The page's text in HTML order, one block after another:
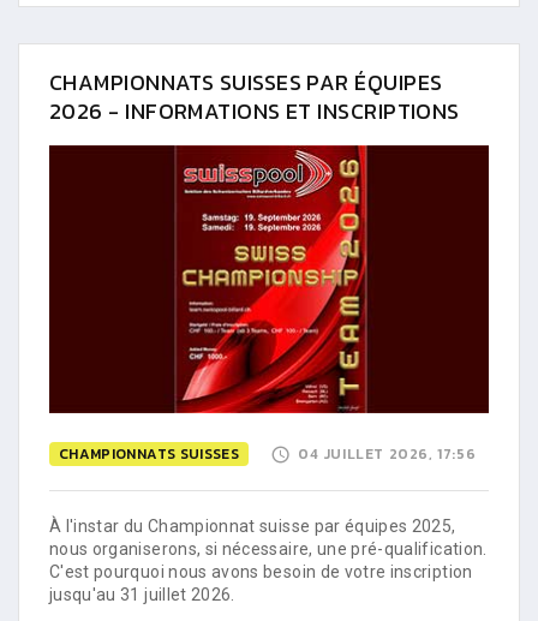
CHAMPIONNATS SUISSES PAR ÉQUIPES
2026 - INFORMATIONS ET INSCRIPTIONS
CHAMPIONNATS SUISSES 04 JUILLET 2026, 17:56
À l'instar du Championnat suisse par équipes 2025,
nous organiserons, si nécessaire, une pré-qualification.
C'est pourquoi nous avons besoin de votre inscription
jusqu'au 31 juillet 2026.